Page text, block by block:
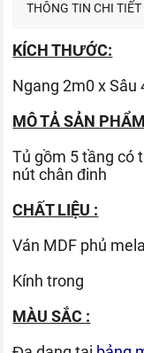
THÔNG TIN CHI
KÍCH THƯỚC:
Ngang 2m0 x Sâu
MÔ TẢ SẢN
Tủ gồm 5 tầng có
nút chân đinh
CHẤT LIỆU :
Ván MDF phủ
Kính trong
MÀU SẮC :